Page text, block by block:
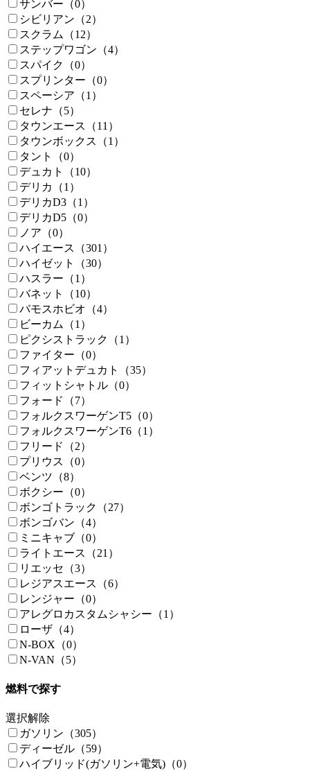
サンバー（0）
シビリアン（2）
スクラム（12）
ステップワゴン（4）
スパイク（0）
スプリンター（0）
スペーシア（1）
セレナ（5）
タウンエース（11）
タウンボックス（1）
タント（0）
デュカト（10）
デリカ（1）
デリカD3（1）
デリカD5（0）
ノア（0）
ハイエース（301）
ハイゼット（30）
ハスラー（1）
バネット（10）
バモスホビオ（4）
ビーカム（1）
ピクシストラック（1）
ファイター（0）
フィアットデュカト（35）
フィットシャトル（0）
フォード（7）
フォルクスワーゲンT5（0）
フォルクスワーゲンT6（1）
フリード（2）
プリウス（0）
ベンツ（8）
ボクシー（0）
ボンゴトラック（27）
ボンゴバン（4）
ミニキャブ（0）
ライトエース（21）
リエッセ（3）
レジアスエース（6）
レンジャー（0）
アレグロカスタムシャシー（1）
ローザ（4）
N-BOX（0）
N-VAN（5）
燃料で探す
選択解除
ガソリン（305）
ディーゼル（59）
ハイブリッド(ガソリン+電気)（0）